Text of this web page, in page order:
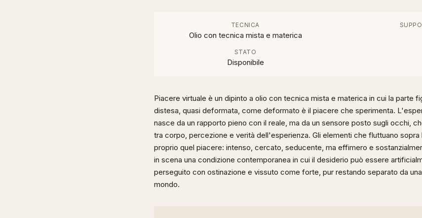
TECNICA
Olio con tecnica mista e materica
STATO
Disponibile
Piacere virtuale è un dipinto a olio con tecnica mista e materica in cui la parte
distesa, quasi deformata, come deformato è il piacere che sperimenta.
nasce da un rapporto pieno con il reale, ma da un sensore posto sugli occhi,
tra corpo, percezione e verità dell'esperienza. Gli elementi che fluttuano sopra
proprio quel piacere: intenso, cercato, seducente, ma effimero e
in scena una condizione contemporanea in cui il desiderio può essere
perseguito con ostinazione e vissuto come forte, pur restando separato da
mondo.